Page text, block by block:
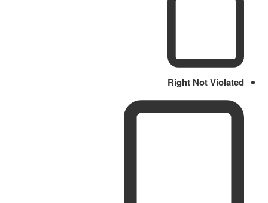
Right Not Violated